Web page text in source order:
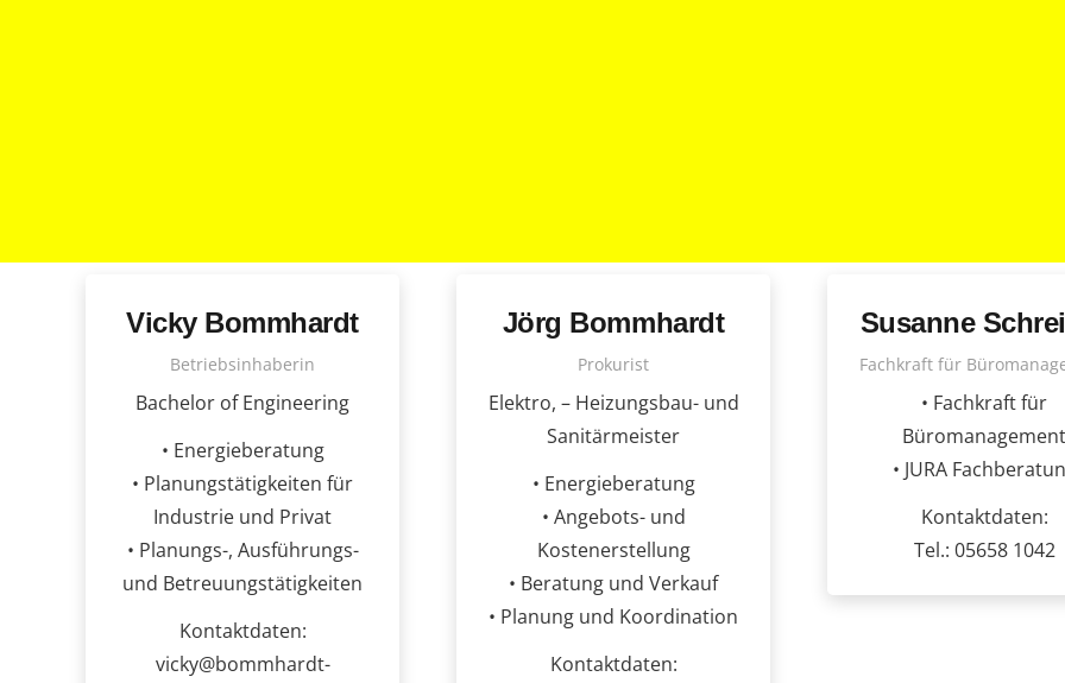
Vicky Bommhardt
Betriebsinhaberin
Bachelor of Engineering
• Energieberatung
• Planungstätigkeiten für
Industrie und Privat
• Planungs-, Ausführungs-
und Betreuungstätigkeiten
Kontaktdaten:
vicky@bommhardt-
Jörg Bommhardt
Prokurist
Elektro, – Heizungsbau- und
Sanitärmeister
• Energieberatung
• Angebots- und
Kostenerstellung
• Beratung und Verkauf
• Planung und Koordination
Kontaktdaten:
Susanne
Fachkraft für
• Fachkraft für
Büromanagement
• JURA
Kontaktdaten:
Tel.: 05658 1042